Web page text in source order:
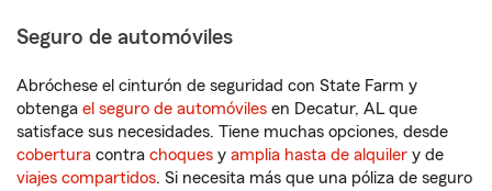
Seguro de automóviles
Abróchese el cinturón de seguridad con State Farm y
obtenga el seguro de automóviles en Decatur, AL que
satisface sus necesidades. Tiene muchas opciones, desde
cobertura contra choques y amplia hasta de alquiler y de
viajes compartidos. Si necesita más que una póliza de seguro